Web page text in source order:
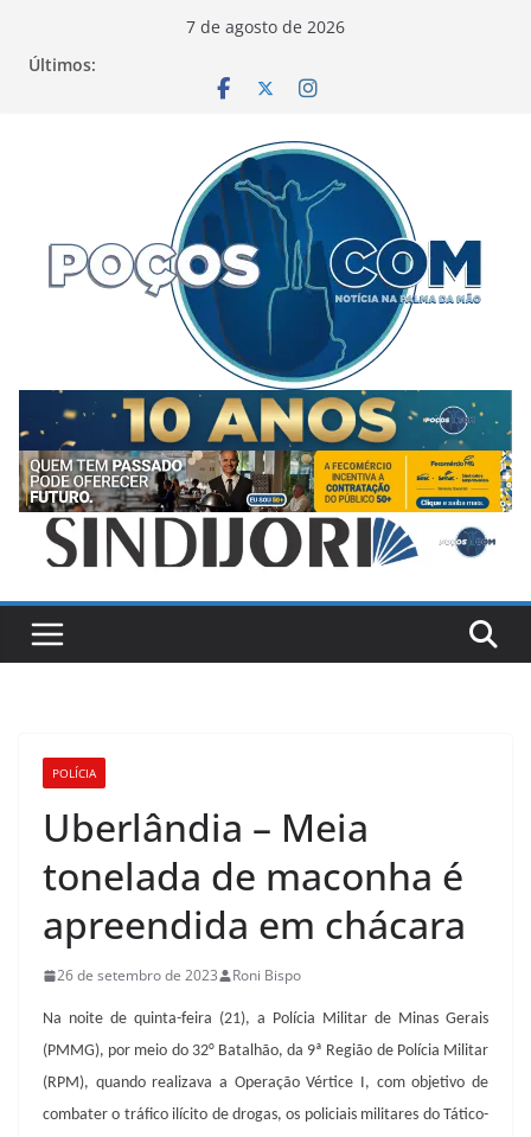
7 de agosto de 2026
Últimos:
POLÍCIA
Uberlândia – Meia
tonelada de maconha é
apreendida em chácara
26 de setembro de 2023 Roni Bispo
Na noite de quinta-feira (21), a Polícia Militar de Minas Gerais
(PMMG), por meio do 32° Batalhão, da 9ª Região de Polícia Militar
(RPM), quando realizava a Operação Vértice I, com objetivo de
combater o tráfico ilícito de drogas, os policiais militares do Tático-